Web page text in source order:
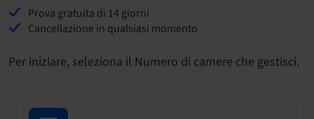
Prova gratuita di 14 giorni
Cancellazione in qualsiasi momento
Per iniziare, seleziona il Numero di camere che gestisci.